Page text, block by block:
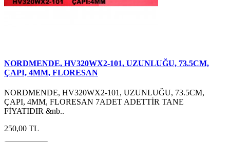
NORDMENDE, HV320WX2-101, UZUNLUĞU, 73.5CM,
ÇAPI, 4MM, FLORESAN
NORDMENDE, HV320WX2-101, UZUNLUĞU, 73.5CM,
ÇAPI, 4MM, FLORESAN 7ADET ADETTİR TANE
FİYATIDIR &nb..
250,00 TL